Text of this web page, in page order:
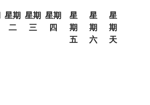
星期
二
星期
三
星期
四
星
期
五
星
期
六
星
期
天